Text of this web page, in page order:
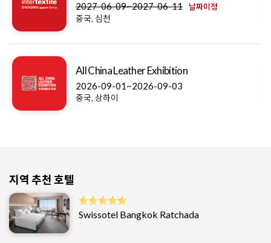
2027-06-09~2027-06-11 날짜미정
중국, 심천
All China Leather Exhibition
2026-09-01~2026-09-03
중국, 상하이
지역 추천 호텔
Swissotel Bangkok Ratchada